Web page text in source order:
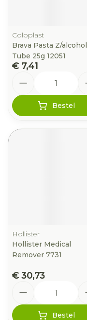
Coloplast
Brava Pasta Z/alcohol
Tube 25g 12051
€ 7,41
Bestel
Hollister
Hollister Medical
Remover 7731
€ 30,73
Bestel